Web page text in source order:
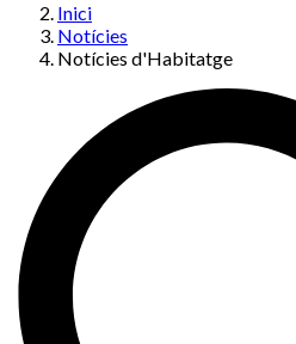
Inici
Notícies
Notícies d'Habitatge